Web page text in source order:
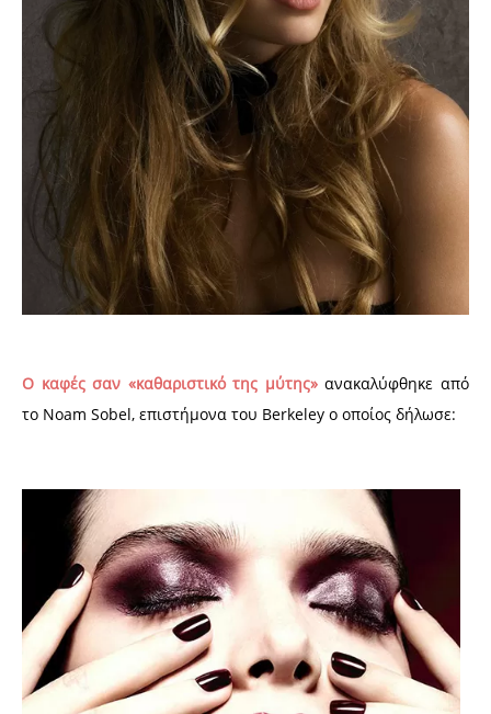
Ο καφές σαν «καθαριστικό της μύτης»ανακαλύφθηκε από
το Noam Sobel, επιστήμονα του Berkeley ο οποίος δήλωσε: